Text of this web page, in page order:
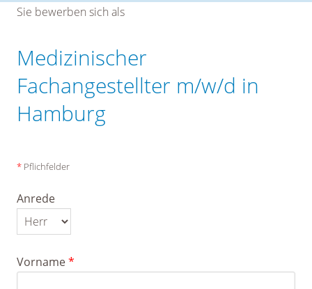
Sie bewerben sich als
Medizinischer
Fachangestellter m/w/d in
Hamburg
* Pflichfelder
Anrede
Vorname*